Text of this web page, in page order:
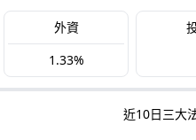
外資
1.33%
近10日三大